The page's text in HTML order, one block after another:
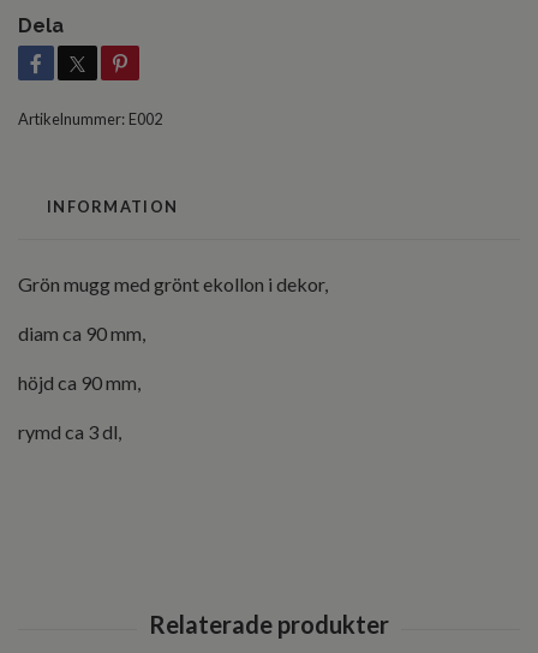
Dela
Artikelnummer: E002
INFORMATION
Grön mugg med grönt ekollon i dekor,
diam ca 90 mm,
höjd ca 90 mm,
rymd ca 3 dl,